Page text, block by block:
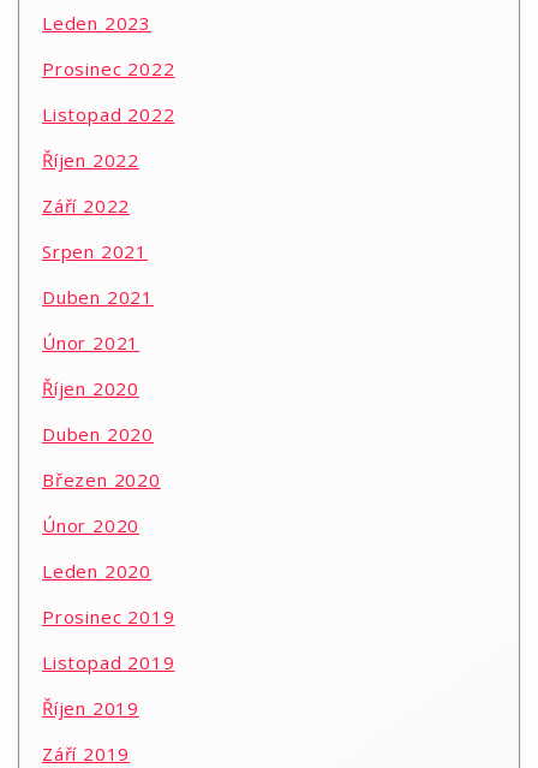
Leden 2023
Prosinec 2022
Listopad 2022
Říjen 2022
Září 2022
Srpen 2021
Duben 2021
Únor 2021
Říjen 2020
Duben 2020
Březen 2020
Únor 2020
Leden 2020
Prosinec 2019
Listopad 2019
Říjen 2019
Září 2019